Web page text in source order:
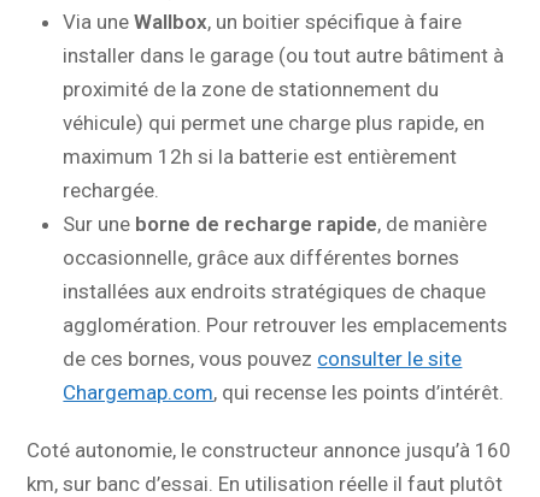
Via uneWallbox, un boitier spécifique à faire
installer dans le garage (ou tout autre bâtiment à
proximité de la zone de stationnement du
véhicule) qui permet une charge plus rapide, en
maximum 12h si la batterie est entièrement
rechargée.
Sur une borne de recharge rapide, de manière
occasionnelle, grâce aux différentes bornes
installées aux endroits stratégiques de chaque
agglomération. Pour retrouver les emplacements
de ces bornes, vous pouvez consulter le site
Chargemap.com, qui recense les points d’intérêt.
Coté autonomie, le constructeur annonce jusqu’à 160
km, sur banc d’essai. En utilisation réelle il faut plutôt